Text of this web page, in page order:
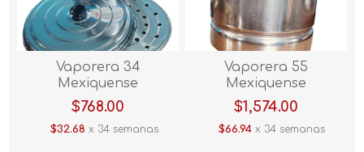
Vaporera 34
Mexiquense
$768.00
$32.68 x 34 semanas
Vaporera 55
Mexiquense
$1,574.00
$66.94 x 34 semanas